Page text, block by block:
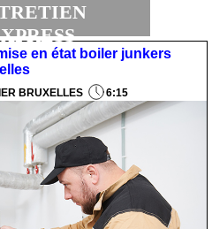
en état boiler junkers
BRUXELLES 6:15